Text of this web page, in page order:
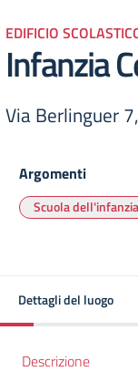
EDIFICIO
Infanzia
Via Berlinguer
Argomenti
Scuola dell'infanzia
Dettagli del luogo
Descrizione